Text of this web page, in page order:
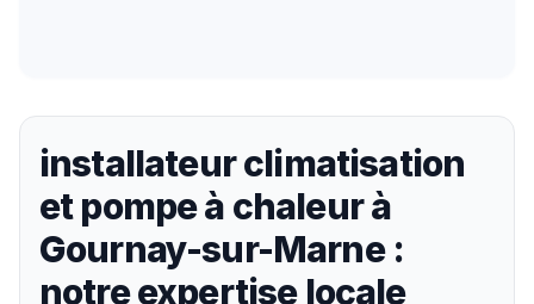
installateur climatisation
et pompe à chaleur à
Gournay-sur-Marne :
notre expertise locale